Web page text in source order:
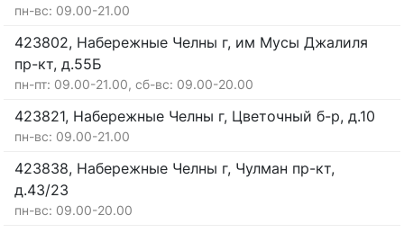
пн-вс: 09.00-21.00
423802, Набережные Челны г, им Мусы Джалиля
пр-кт, д.55Б
пн-пт: 09.00-21.00, сб-вс: 09.00-20.00
423821, Набережные Челны г, Цветочный б-р, д.10
пн-вс: 09.00-21.00
423838, Набережные Челны г, Чулман пр-кт,
д.43/23
пн-вс: 09.00-20.00